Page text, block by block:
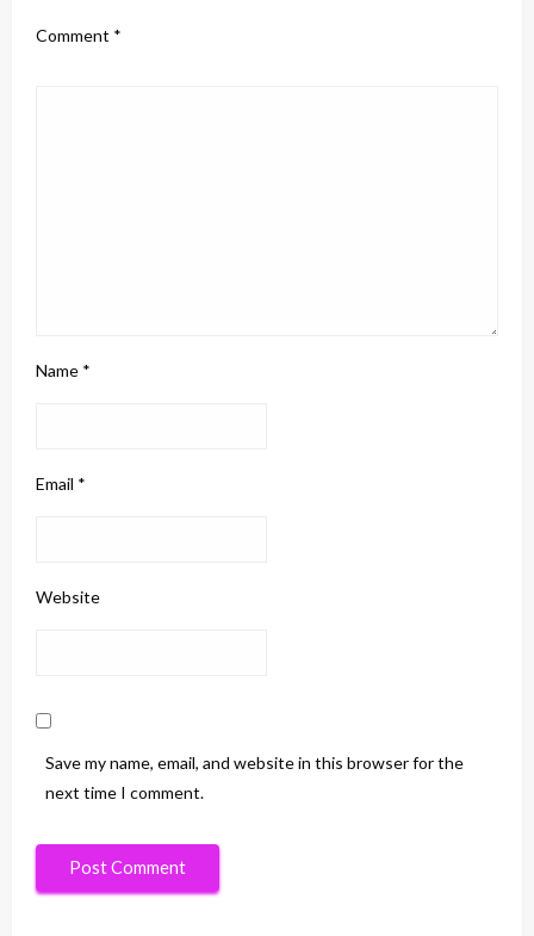
Comment *
Name *
Email *
Website
Save my name, email, and website in this browser for the
next time I comment.